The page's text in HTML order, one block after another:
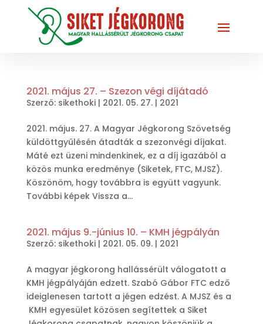
2021. május 27. – Szezon végi díjátadó
Szerző: sikethoki| 2021. 05. 27.| 2021
2021. május. 27. A Magyar Jégkorong Szövetség
küldöttgyűlésén átadták a szezonvégi díjakat.
Máté ezt üzeni mindenkinek, ez a díj igazából a
közös munka eredménye (Siketek, FTC, MJSZ).
Köszönöm, hogy továbbra is együtt vagyunk.
További képek Vissza a...
2021. május 9.-június 10. – KMH jégpályán
Szerző: sikethoki| 2021. 05. 09.| 2021
A magyar jégkorong hallássérült válogatott a
KMH jégpályáján edzett. Szabó Gábor FTC edző
ideiglenesen tartott a jégen edzést. A MJSZ és a
KMH egyesület közösen segítettek a Siket